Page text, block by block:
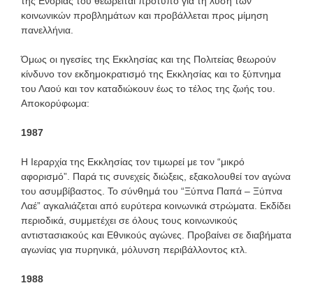
κοινωνικών προβλημάτων και προβάλλεται προς μίμηση
πανελλήνια.
Όμως οι ηγεσίες της Εκκλησίας και της Πολιτείας θεωρούν
κίνδυνο τον εκδημοκρατισμό της Εκκλησίας και το ξύπνημα
του Λαού και τον καταδιώκουν έως το τέλος της ζωής του.
Αποκορύφωμα:
1987
Η Ιεραρχία της Εκκλησίας τον τιμωρεί με τον “μικρό
αφορισμό”. Παρά τις συνεχείς διώξεις, εξακολουθεί τον αγώνα
του ασυμβίβαστος. Το σύνθημά του “Ξύπνα Παπά – Ξύπνα
Λαέ” αγκαλιάζεται από ευρύτερα κοινωνικά στρώματα. Εκδίδει
περιοδικά, συμμετέχει σε όλους τους κοινωνικούς
αντιστασιακούς και Εθνικούς αγώνες. Προβαίνει σε διαβήματα
αγωνίας για πυρηνικά, μόλυνση περιβάλλοντος κτλ.
1988